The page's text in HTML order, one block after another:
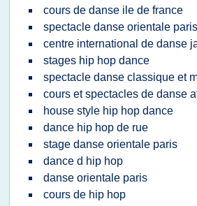
cours de danse ile de france
spectacle danse orientale paris
centre international de danse
stages hip hop dance
spectacle danse classique et
cours et spectacles de danse
house style hip hop dance
dance hip hop de rue
stage danse orientale paris
dance d hip hop
danse orientale paris
cours de hip hop